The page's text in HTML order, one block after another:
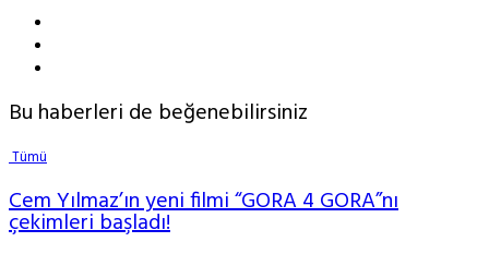
Bu haberleri de beğenebilirsiniz
Tümü
Cem Yılmaz’ın yeni filmi “GORA 4 GORA”nı
çekimleri başladı!